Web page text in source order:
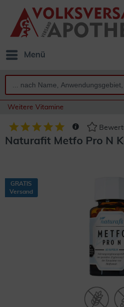
Menü
Weitere Vitamine
Naturafit Metfo Pro N
GRATIS
Versand